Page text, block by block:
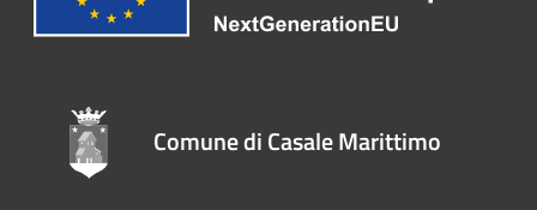
Comune di Casale Marittimo